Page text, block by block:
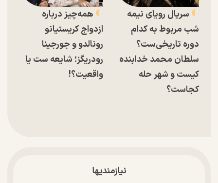
سریال رویای نیمه
شب مربوط به کدام
دوره تاریخی‌ست؟
سلطان محمد خدابنده
کیست و شهر حله
کجاست؟
همه‌چیز درباره
ازدواج کریستیانو
رونالدو و جورجینا
رودریگز؛ شایعه ست یا
واقعیت؟!
نیازمندیها